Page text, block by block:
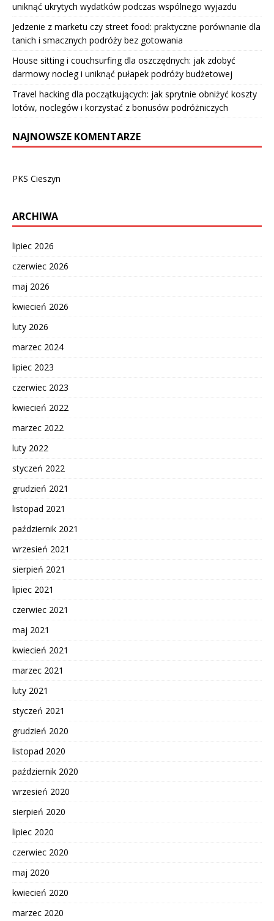
uniknąć ukrytych wydatków podczas wspólnego wyjazdu
Jedzenie z marketu czy street food: praktyczne porównanie dla
tanich i smacznych podróży bez gotowania
House sitting i couchsurfing dla oszczędnych: jak zdobyć
darmowy nocleg i uniknąć pułapek podróży budżetowej
Travel hacking dla początkujących: jak sprytnie obniżyć koszty
lotów, noclegów i korzystać z bonusów podróżniczych
NAJNOWSZE KOMENTARZE
PKS Cieszyn
ARCHIWA
lipiec 2026
czerwiec 2026
maj 2026
kwiecień 2026
luty 2026
marzec 2024
lipiec 2023
czerwiec 2023
kwiecień 2022
marzec 2022
luty 2022
styczeń 2022
grudzień 2021
listopad 2021
październik 2021
wrzesień 2021
sierpień 2021
lipiec 2021
czerwiec 2021
maj 2021
kwiecień 2021
marzec 2021
luty 2021
styczeń 2021
grudzień 2020
listopad 2020
październik 2020
wrzesień 2020
sierpień 2020
lipiec 2020
czerwiec 2020
maj 2020
kwiecień 2020
marzec 2020